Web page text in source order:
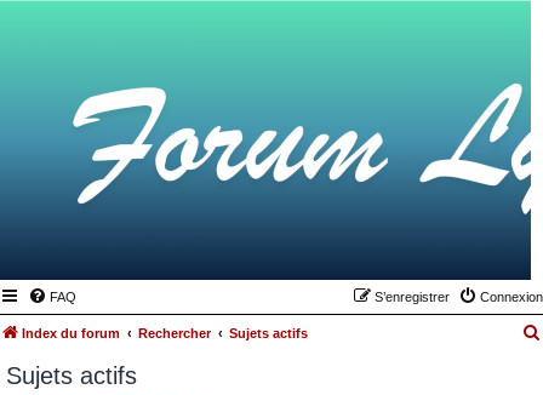
FAQ Connexion
S’enregistrer
Index du forum Rechercher Sujets actifs
Sujets actifs